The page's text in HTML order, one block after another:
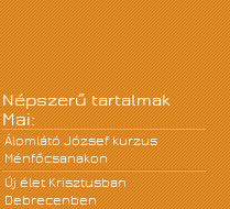
Népszerű tartalmak
Mai:
Álomlátó József kurzus
Ménfőcsanakon
Új élet Krisztusban
Debrecenben